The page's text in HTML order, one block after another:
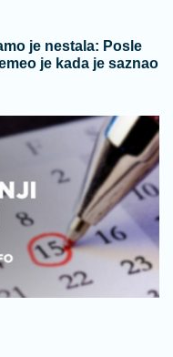
je nestala: Posle
je kada je saznao